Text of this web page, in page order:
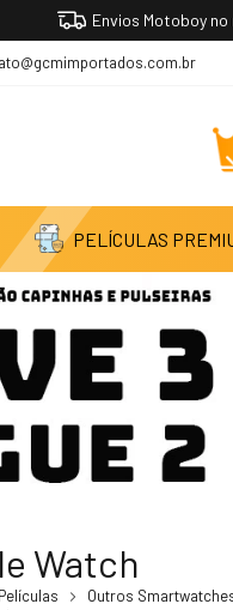
PELÍCULAS
Watch
Películas
Outros